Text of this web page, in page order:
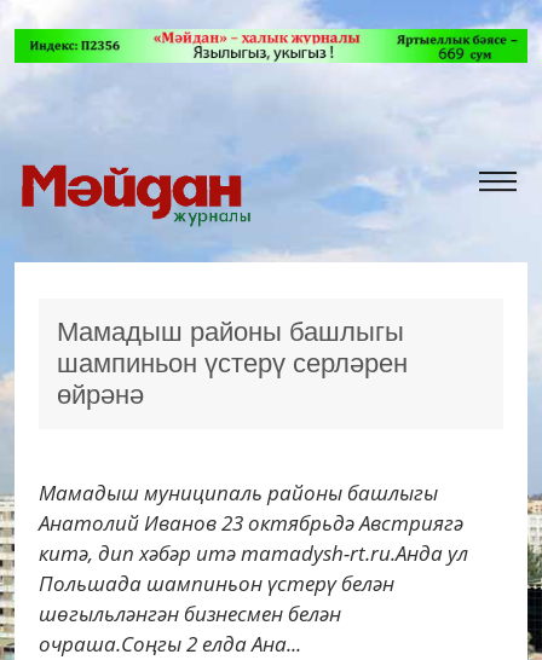
Мамадыш районы башлыгы
шампиньон үстерү серләрен
өйрәнә
Мамадыш муниципаль районы башлыгы
Анатолий Иванов 23 октябрьдә Австриягә
китә, дип хәбәр итә mamadysh-rt.ru.Анда ул
Польшада шампиньон үстерү белән
шөгыльләнгән бизнесмен белән
очраша.Соңгы 2 елда Ана...